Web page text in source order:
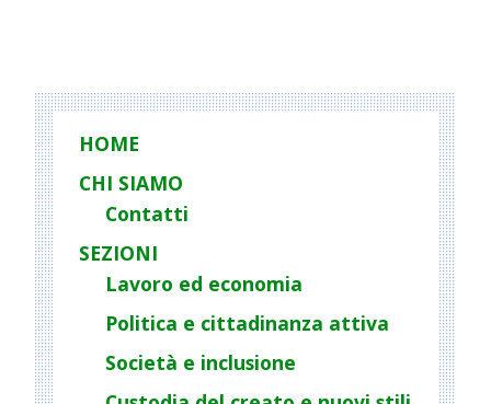
HOME
CHI SIAMO
Contatti
SEZIONI
Lavoro ed economia
Politica e cittadinanza attiva
Società e inclusione